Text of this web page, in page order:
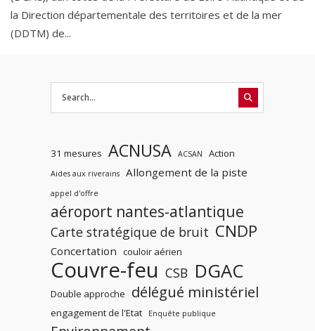
la Direction départementale des territoires et de la mer
(DDTM) de...
31 mesures ACNUSA ACSAN Action
Aides aux riverains Allongement de la piste
appel d'offre
aéroport nantes-atlantique
Carte stratégique de bruit CNDP
Concertation couloir aérien
Couvre-feu CSB DGAC
Double approche délégué ministériel
engagement de l'Etat Enquête publique